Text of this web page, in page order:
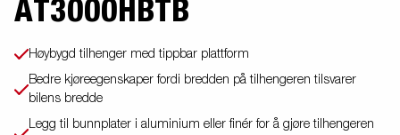
AT3000HBTB
Høybygd tilhenger med tippbar plattform
Bedre kjøreegenskaper fordi bredden på tilhengeren tilsvarer
bilens bredde
Legg til bunnplater i aluminium eller finér for å gjøre tilhengeren